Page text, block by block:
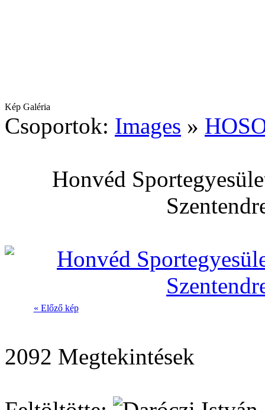
Kép Galéria
Csoportok: Images »
Honvéd
« Előző kép
2092 Megtekintések